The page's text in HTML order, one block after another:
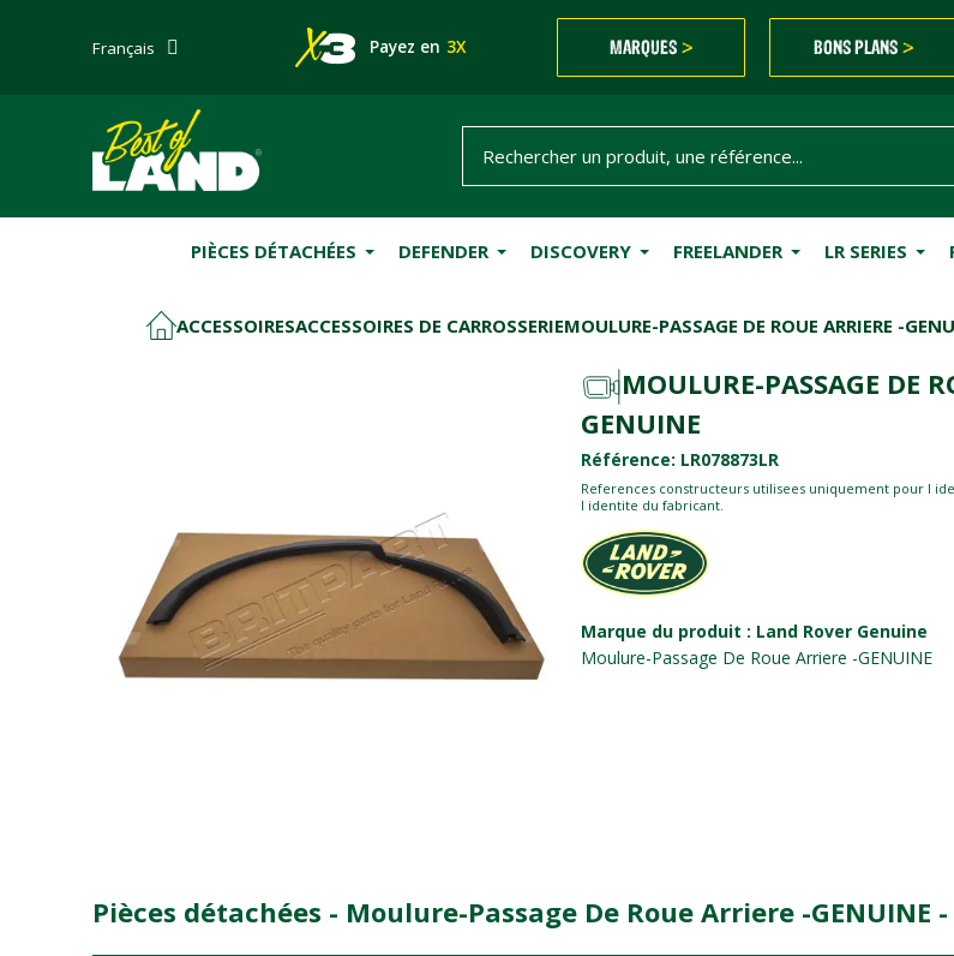
Français Payez en 3X MARQUES > BONS PLANS >
PIÈCES DÉTACHÉES DEFENDER DISCOVERY FREELANDER LR SERIES
ACCESSOIRESACCESSOIRES DE CARROSSERIEMOULURE-PASSAGE DE ROUE ARRIERE -
MOULURE-PASSAGE DE
GENUINE
Référence: LR078873LR
References constructeurs utilisees uniquement pour l
l identite du fabricant.
Marque du produit : Land Rover Genuine
Moulure-Passage De Roue Arriere -GENUINE
Pièces détachées - Moulure-Passage De Roue Arriere -GENUINE